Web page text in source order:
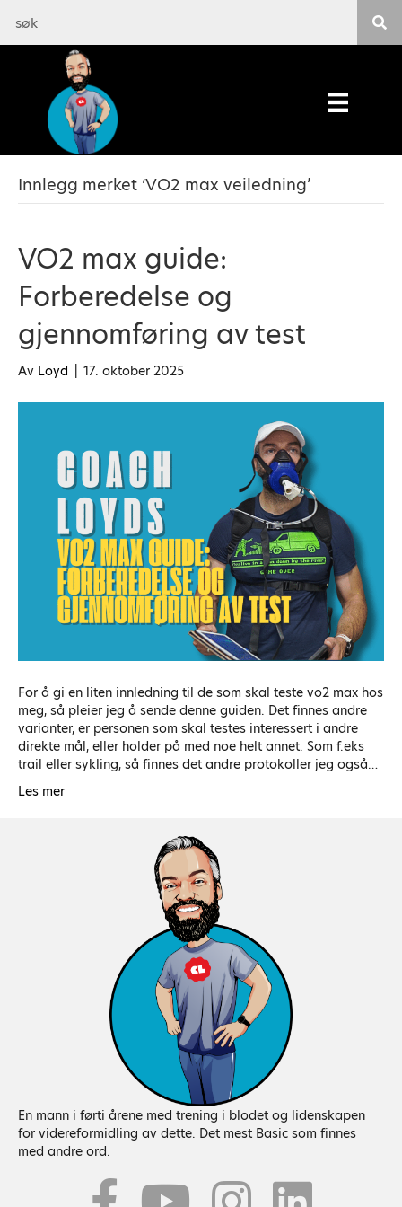
Innlegg merket ‘VO2 max veiledning’
VO2 max guide:
Forberedelse og
gjennomføring av test
Av Loyd 17. oktober 2025
For å gi en liten innledning til de som skal teste vo2 max hos
meg, så pleier jeg å sende denne guiden. Det finnes andre
varianter, er personen som skal testes interessert i andre
direkte mål, eller holder på med noe helt annet. Som f.eks
trail eller sykling, så finnes det andre protokoller jeg også…
Les mer
En mann i førti årene med trening i blodet og lidenskapen
for videreformidling av dette. Det mest Basic som finnes
med andre ord.
Youtube